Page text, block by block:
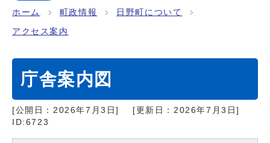
ホーム 町政情報 日野町について
アクセス案内
庁舎案内図
[公開日： 2026年7月3日] [更新日： 2026年7月3日]
ID:6723